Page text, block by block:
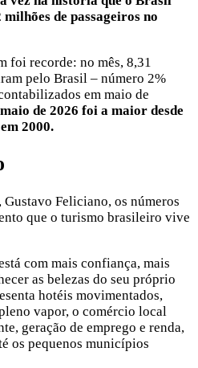
de passageiros no
foi recorde: no mês, 8,31
pelo Brasil – número 2%
em maio de
de 2026 foi a maior desde
2000.
Feliciano, os números
que o turismo brasileiro vive
com mais confiança, mais
as belezas do seu próprio
hotéis movimentados,
vapor, o comércio local
geração de emprego e renda,
os pequenos municípios